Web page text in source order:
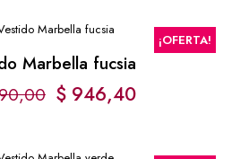
¡OFERTA!
Marbella fucsia
$ 946,40